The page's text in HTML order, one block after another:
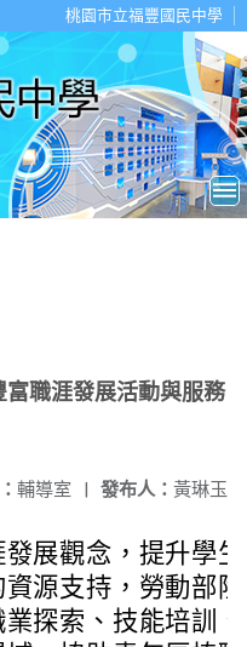
桃園市立福豐國民中學
職涯發展活動與服務
發布人： 黃琳玉
輔導室 |
展觀念，提升學
源支持，勞動部
探索、技能培訓、